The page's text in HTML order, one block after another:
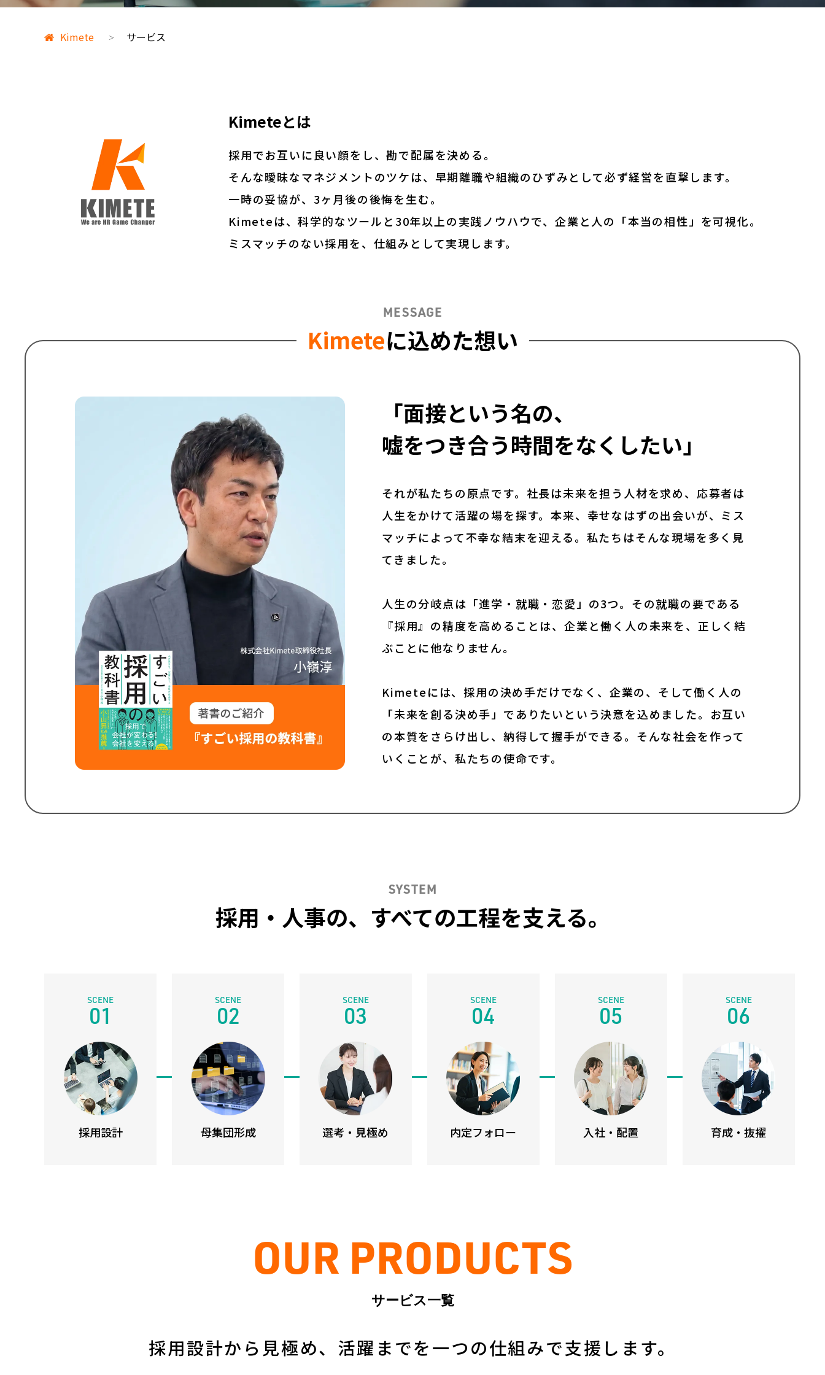
Kimete > サービス
Kimeteとは
採用でお互いに良い顔をし、勘で配属を決める。
そんな曖昧なマネジメントのツケは、早期離職や組織のひずみとして必ず経営を直撃します。
一時の妥協が、3ヶ月後の後悔を生む。
Kimeteは、科学的なツールと30年以上の実践ノウハウで、企業と人の「本当の相性」を可視化。
ミスマッチのない採用を、仕組みとして実現します。
MESSAGE
Kimeteに込めた想い
「面接という名の、
嘘をつき合う時間をなくしたい」
それが私たちの原点です。社長は未来を担う人材を求め、応募者は
人生をかけて活躍の場を探す。本来、幸せなはずの出会いが、ミス
マッチによって不幸な結末を迎える。私たちはそんな現場を多く見
てきました。
人生の分岐点は「進学・就職・恋愛」の3つ。その就職の要である
『採用』の精度を高めることは、企業と働く人の未来を、正しく結
ぶことに他なりません。
Kimeteには、採用の決め手だけでなく、企業の、そして働く人の
「未来を創る決め手」でありたいという決意を込めました。お互い
の本質をさらけ出し、納得して握手ができる。そんな社会を作って
いくことが、私たちの使命です。
SYSTEM
採用・人事の、 すべての工程を支える。
01
採用設計
02
母集団形成
03
選考・見極め
04
内定フォロー
05
入社・配置
06
育成・抜擢
OUR PRODUCTS
サービス一覧
採用設計から見極め、活躍までを一つの仕組みで支援します。